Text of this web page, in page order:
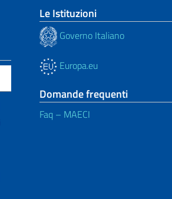
Le Istituzioni
Governo Italiano
Europa.eu
Domande frequenti
Faq – MAECI